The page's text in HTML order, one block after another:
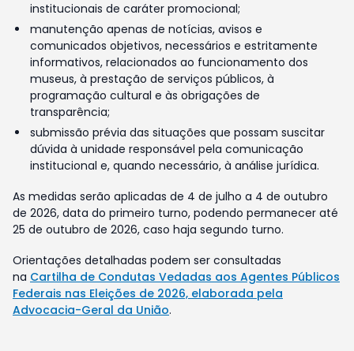
institucionais de caráter promocional;
manutenção apenas de notícias, avisos e
comunicados objetivos, necessários e estritamente
informativos, relacionados ao funcionamento dos
museus, à prestação de serviços públicos, à
programação cultural e às obrigações de
transparência;
submissão prévia das situações que possam suscitar
dúvida à unidade responsável pela comunicação
institucional e, quando necessário, à análise jurídica.
As medidas serão aplicadas de 4 de julho a 4 de outubro
de 2026, data do primeiro turno, podendo permanecer até
25 de outubro de 2026, caso haja segundo turno.
Orientações detalhadas podem ser consultadas
na Cartilha de Condutas Vedadas aos Agentes Públicos
Federais nas Eleições de 2026, elaborada pela
Advocacia-Geral da União.